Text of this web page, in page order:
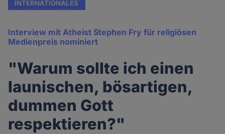
INTERNATIONALES
Interview mit Atheist Stephen Fry für religiösen
Medienpreis nominiert
"Warum sollte ich einen
launischen, bösartigen,
dummen Gott
respektieren?"